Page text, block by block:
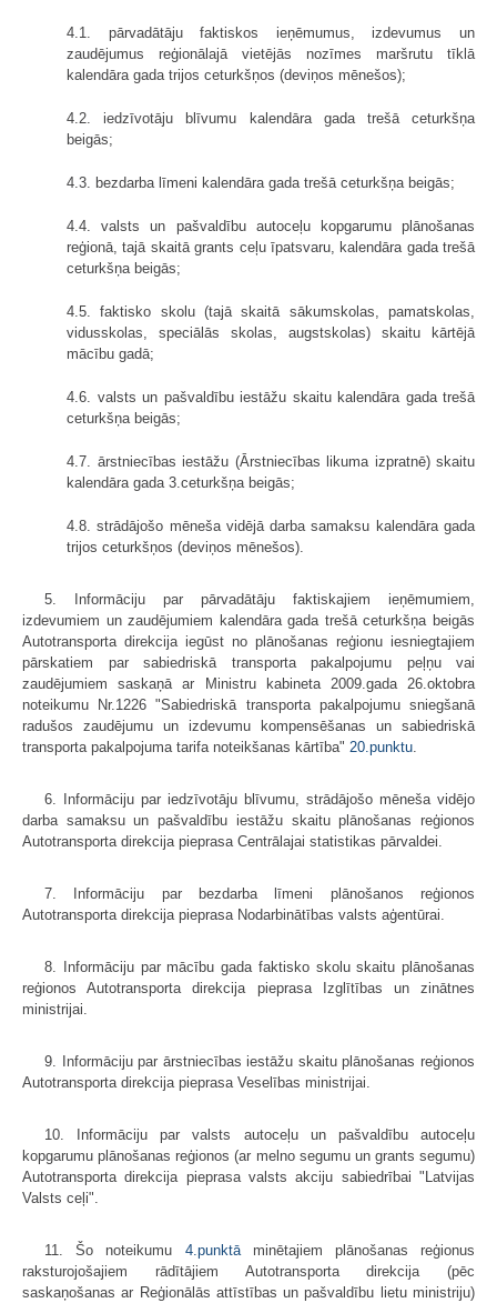
4.1. pārvadātāju faktiskos ieņēmumus, izdevumus un
zaudējumus reģionālajā vietējās nozīmes maršrutu tīklā
kalendāra gada trijos ceturkšņos (deviņos mēnešos);
4.2. iedzīvotāju blīvumu kalendāra gada trešā ceturkšņa
beigās;
4.3. bezdarba līmeni kalendāra gada trešā ceturkšņa beigās;
4.4. valsts un pašvaldību autoceļu kopgarumu plānošanas
reģionā, tajā skaitā grants ceļu īpatsvaru, kalendāra gada trešā
ceturkšņa beigās;
4.5. faktisko skolu (tajā skaitā sākumskolas, pamatskolas,
vidusskolas, speciālās skolas, augstskolas) skaitu kārtējā
mācību gadā;
4.6. valsts un pašvaldību iestāžu skaitu kalendāra gada trešā
ceturkšņa beigās;
4.7. ārstniecības iestāžu (Ārstniecības likuma izpratnē) skaitu
kalendāra gada 3.ceturkšņa beigās;
4.8. strādājošo mēneša vidējā darba samaksu kalendāra gada
trijos ceturkšņos (deviņos mēnešos).
5. Informāciju par pārvadātāju faktiskajiem ieņēmumiem,
izdevumiem un zaudējumiem kalendāra gada trešā ceturkšņa beigās
Autotransporta direkcija iegūst no plānošanas reģionu iesniegtajiem
pārskatiem par sabiedriskā transporta pakalpojumu peļņu vai
zaudējumiem saskaņā ar Ministru kabineta 2009.gada 26.oktobra
noteikumu Nr.1226 "Sabiedriskā transporta pakalpojumu sniegšanā
radušos zaudējumu un izdevumu kompensēšanas un sabiedriskā
transporta pakalpojuma tarifa noteikšanas kārtība" 20.punktu.
6. Informāciju par iedzīvotāju blīvumu, strādājošo mēneša vidējo
darba samaksu un pašvaldību iestāžu skaitu plānošanas reģionos
Autotransporta direkcija pieprasa Centrālajai statistikas pārvaldei.
7. Informāciju par bezdarba līmeni plānošanos reģionos
Autotransporta direkcija pieprasa Nodarbinātības valsts aģentūrai.
8. Informāciju par mācību gada faktisko skolu skaitu plānošanas
reģionos Autotransporta direkcija pieprasa Izglītības un zinātnes
ministrijai.
9. Informāciju par ārstniecības iestāžu skaitu plānošanas reģionos
Autotransporta direkcija pieprasa Veselības ministrijai.
10. Informāciju par valsts autoceļu un pašvaldību autoceļu
kopgarumu plānošanas reģionos (ar melno segumu un grants segumu)
Autotransporta direkcija pieprasa valsts akciju sabiedrībai "Latvijas
Valsts ceļi".
11. Šo noteikumu 4.punktāminētajiem plānošanas reģionus
raksturojošajiem rādītājiem Autotransporta direkcija (pēc
saskaņošanas ar Reģionālās attīstības un pašvaldību lietu ministriju)